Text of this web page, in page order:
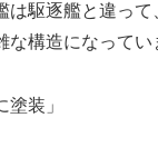
は駆逐艦と違っ
な構造になってい
塗装」